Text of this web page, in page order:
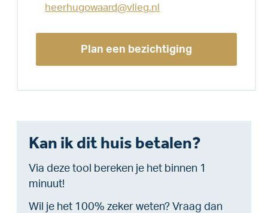
heerhugowaard@vlieg.nl
Plan een bezichtiging
Kan ik dit huis betalen?
Via deze tool bereken je het binnen 1
minuut!
Wil je het 100% zeker weten? Vraag dan